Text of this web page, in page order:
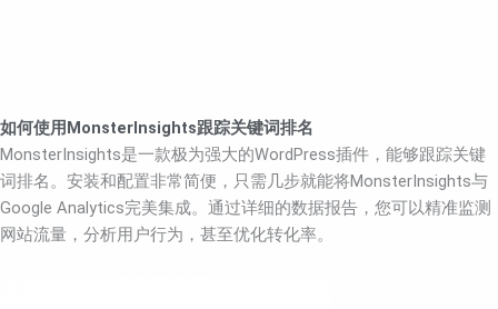
如何使用MonsterInsights跟踪关键词排名
MonsterInsights是一款极为强大的WordPress插件，能够跟踪关键
词排名。安装和配置非常简便，只需几步就能将MonsterInsights与
Google Analytics完美集成。通过详细的数据报告，您可以精准监测
网站流量，分析用户行为，甚至优化转化率。